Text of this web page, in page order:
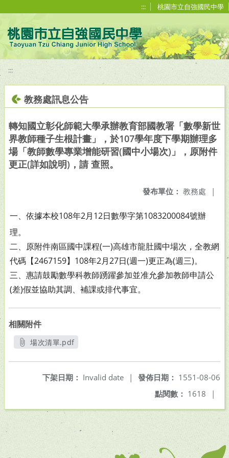
::: 桃園市立自強國民中學
:::
教務處訊息公告
轉知國立彰化師範大學承辦教育部國教署「數學新世
界教師種子生根計畫」，於107學年度下學期辦理多
場「教師數學專業增能研習(國中小場次)」，原附件
更正(詳如說明)，請 查照。
發布單位： 教務處 |
一、依據本校108年2月12日數學字第1083200084號辦
理。
二、原附件南區國中課程(一)高雄市龍肚國中場次，全教網
代碼【2467159】108年2月27日(週一)更正為(週三)。
三、惠請鼓勵數學科教師踴躍參加並准允參加教師申請公
(差)假並協助其調、補課或排代事宜。
相關附件
場次清單.pdf
發佈日期： 1551-08-06
下架日期： Invalid date
|
點閱數： 1618 |